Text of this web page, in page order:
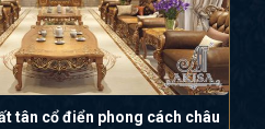
tân cổ điển phong cách châu